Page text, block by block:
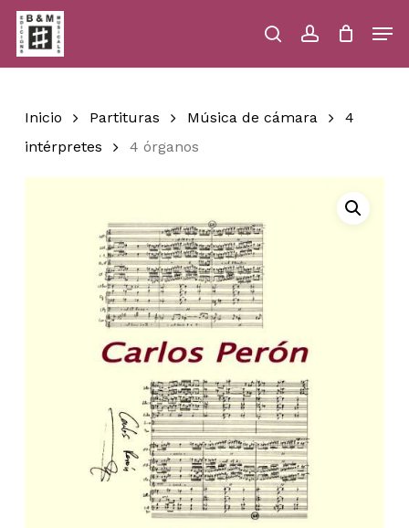
Skip
main
content
searchaccount
Close
Inicio Partituras Música de cámara
4
intérpretes
4 órganos
Menu